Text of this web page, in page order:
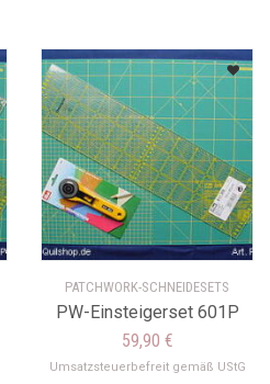
PATCHWORK-SCHNEIDESETS
PW-Einsteigerset 601P
59,90 €
Umsatzsteuerbefreit gemäß UStG